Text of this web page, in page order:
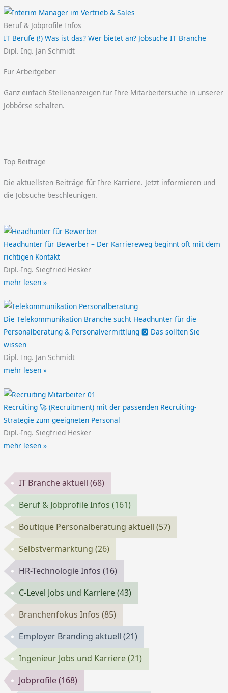
Beruf & Jobprofile Infos
IT Berufe (!) Was ist das? Wer bietet an? Jobsuche IT Branche
Dipl. Ing. Jan Schmidt
Für Arbeitgeber
Ganz einfach Stellenanzeigen für Ihre Mitarbeitersuche in unserer
Jobbörse schalten.
Top Beiträge
Die aktuellsten Beiträge für Ihre Karriere. Jetzt informieren und
die Jobsuche beschleunigen.
Headhunter für Bewerber – Der Karriereweg beginnt oft mit dem
richtigen Kontakt
Dipl.-Ing. Siegfried Hesker
mehr lesen »
Die Telekommunikation Branche sucht Headhunter für die
Personalberatung & Personalvermittlung 🅾️ Das sollten Sie
wissen
Dipl. Ing. Jan Schmidt
mehr lesen »
Recruiting 🚀 (Recruitment) mit der passenden Recruiting-
Strategie zum geeigneten Personal
Dipl.-Ing. Siegfried Hesker
mehr lesen »
IT Branche aktuell(68)
Beruf & Jobprofile Infos(161)
Boutique Personalberatung aktuell(57)
Selbstvermarktung(26)
HR-Technologie Infos(16)
C-Level Jobs und Karriere(43)
Branchenfokus Infos(85)
Employer Branding aktuell(21)
Ingenieur Jobs und Karriere(21)
Jobprofile(168)